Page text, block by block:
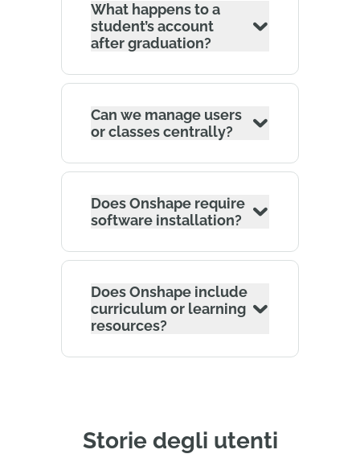
What happens to a
student’s account
after graduation?
Can we manage users
or classes centrally?
Does Onshape require
software installation?
Does Onshape include
curriculum or learning
resources?
Storie degli utenti